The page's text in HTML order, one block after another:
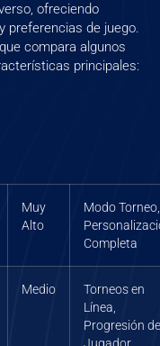
ofreciendo
preferencias de juego.
compara algunos
principales:
Muy
Alto
Modo Torneo,
Completa
Medio
Torneos en
Línea,
Progresión de
Jugador